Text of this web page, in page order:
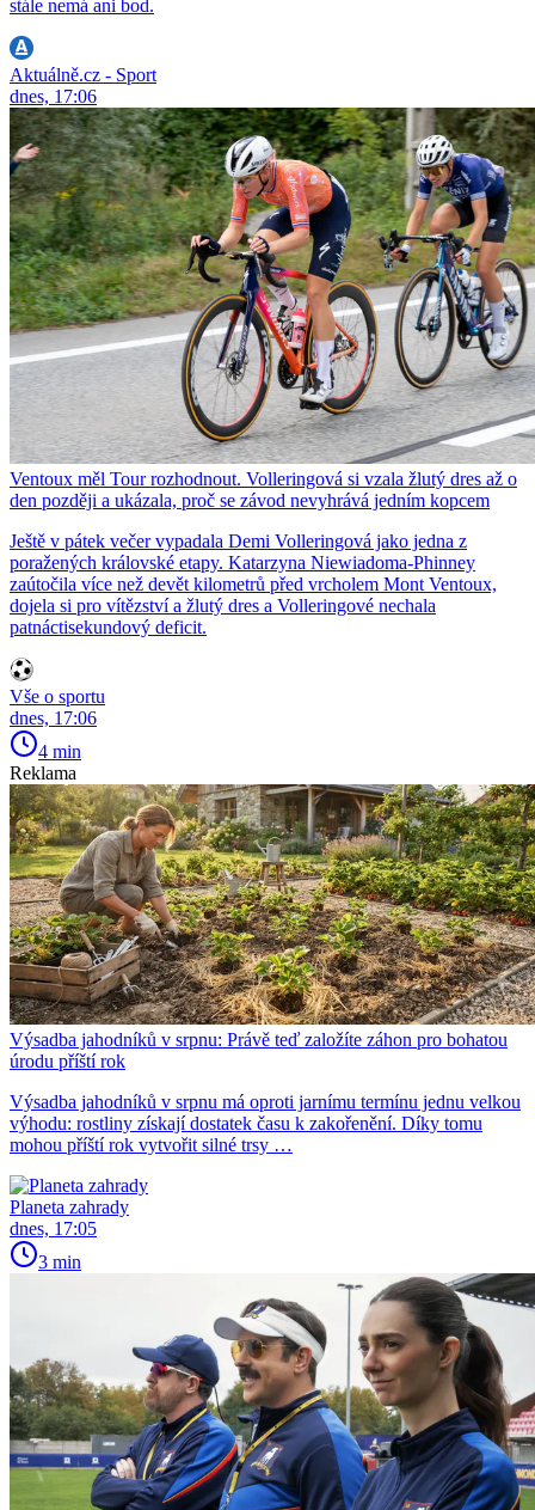
stále nemá ani bod.
Aktuálně.cz - Sport
dnes, 17:06
Ventoux měl Tour rozhodnout. Volleringová si vzala žlutý dres až o
den později a ukázala, proč se závod nevyhrává jedním kopcem
Ještě v pátek večer vypadala Demi Volleringová jako jedna z
poražených královské etapy. Katarzyna Niewiadoma-Phinney
zaútočila více než devět kilometrů před vrcholem Mont Ventoux,
dojela si pro vítězství a žlutý dres a Volleringové nechala
patnáctisekundový deficit.
Vše o sportu
dnes, 17:06
4 min
Reklama
Výsadba jahodníků v srpnu: Právě teď založíte záhon pro bohatou
úrodu příští rok
Výsadba jahodníků v srpnu má oproti jarnímu termínu jednu velkou
výhodu: rostliny získají dostatek času k zakořenění. Díky tomu
mohou příští rok vytvořit silné trsy …
Planeta zahrady
dnes, 17:05
3 min